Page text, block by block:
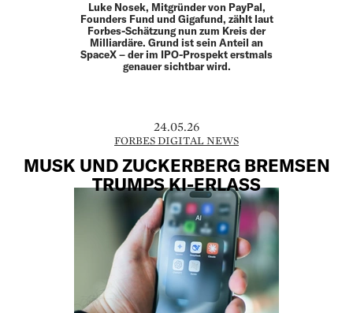
Luke Nosek, Mitgründer von PayPal,
Founders Fund und Gigafund, zählt laut
Forbes-Schätzung nun zum Kreis der
Milliardäre. Grund ist sein Anteil an
SpaceX – der im IPO-Prospekt erstmals
genauer sichtbar wird.
24.05.26
FORBES DIGITAL NEWS
MUSK UND ZUCKERBERG BREMSEN
TRUMPS KI-ERLASS